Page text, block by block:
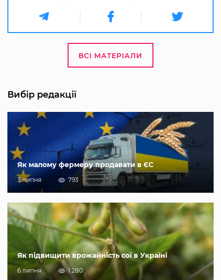
ВСІ МАТЕРІАЛИ
Вибір редакції
Як малому фермеру продавати в ЄС
3 липня 793
Як підвищити врожайність сої в Україні
6 липня 1 280